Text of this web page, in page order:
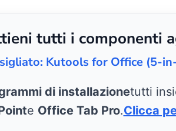
tutti i componenti
Kutools for Office (5-
di installazionetutti
e Office Tab Pro.Clicca